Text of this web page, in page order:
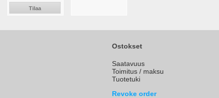
Tilaa
Ostokset
Saatavuus
Toimitus / maksu
Tuotetuki
Revoke order